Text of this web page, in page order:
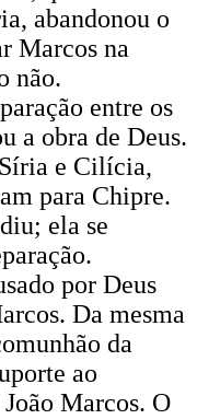
abandonou o
Marcos na
não.
entre os
a obra de Deus.
e Cilícia,
para Chipre.
ela se
por Deus
Da mesma
da
ao
Marcos. O